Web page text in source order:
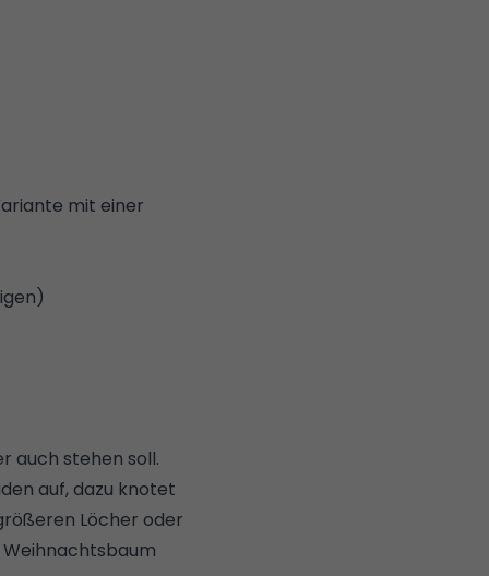
mit einer
auch stehen soll.
auf, dazu knotet
Löcher oder